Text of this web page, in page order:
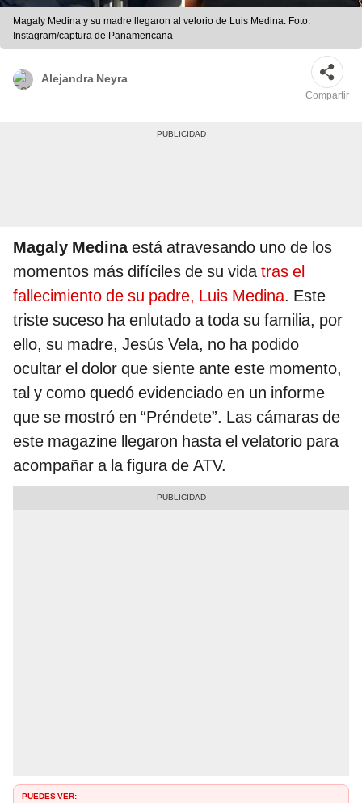
Magaly Medina y su madre llegaron al velorio de Luis Medina. Foto:
Instagram/captura de Panamericana
Alejandra Neyra
Compartir
Magaly Medinaestá atravesando uno de los
momentos más difíciles de su vidatras el
fallecimiento de su padre, Luis Medina. Este
triste suceso ha enlutado a toda su familia, por
ello, su madre, Jesús Vela, no ha podido
ocultar el dolor que siente ante este momento,
tal y como quedó evidenciado en un informe
que se mostró en “Préndete”. Las cámaras de
este magazine llegaron hasta el velatorio para
acompañar a la figura de ATV.
PUEDES VER: